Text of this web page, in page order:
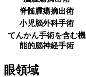
脊髄腫瘍摘出術
小児脳外科手術
てんかん手術を含む機
能的脳神経手術
眼領域